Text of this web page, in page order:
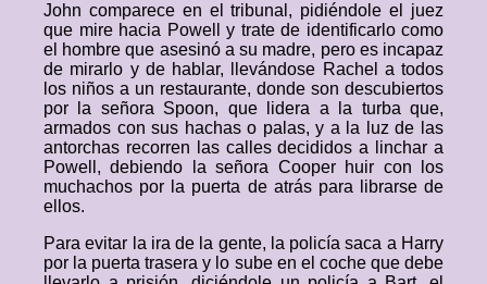
John comparece en el tribunal, pidiéndole el juez
que mire hacia Powell y trate de identificarlo como
el hombre que asesinó a su madre, pero es incapaz
de mirarlo y de hablar, llevándose Rachel a todos
los niños a un restaurante, donde son descubiertos
por la señora Spoon, que lidera a la turba que,
armados con sus hachas o palas, y a la luz de las
antorchas recorren las calles decididos a linchar a
Powell, debiendo la señora Cooper huir con los
muchachos por la puerta de atrás para librarse de
ellos.
Para evitar la ira de la gente, la policía saca a Harry
por la puerta trasera y lo sube en el coche que debe